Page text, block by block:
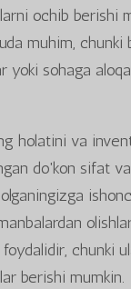
ochib berishi
muhim,
sohaga
holatini va
do'kon sifat
chunki
berishi mumkin.